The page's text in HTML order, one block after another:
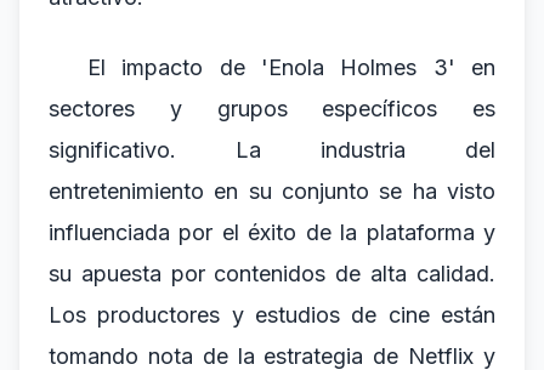
El impacto de 'Enola Holmes 3' en
sectores y grupos específicos es
significativo. La industria del
entretenimiento en su conjunto se ha visto
influenciada por el éxito de la plataforma y
su apuesta por contenidos de alta calidad.
Los productores y estudios de cine están
tomando nota de la estrategia de Netflix y